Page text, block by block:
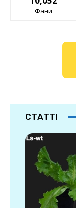
Фани
СТАТТІ